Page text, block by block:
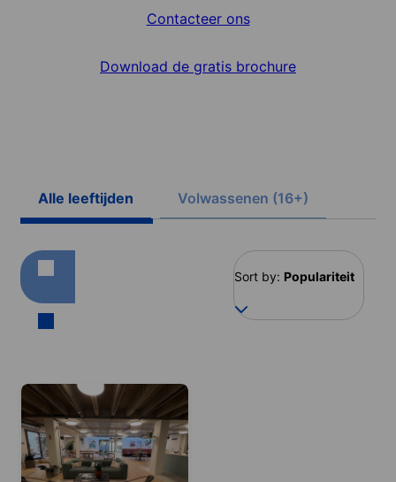
Contacteer ons
Download de gratis brochure
Alle leeftijden Volwassenen (16+)
Sort by: Populariteit